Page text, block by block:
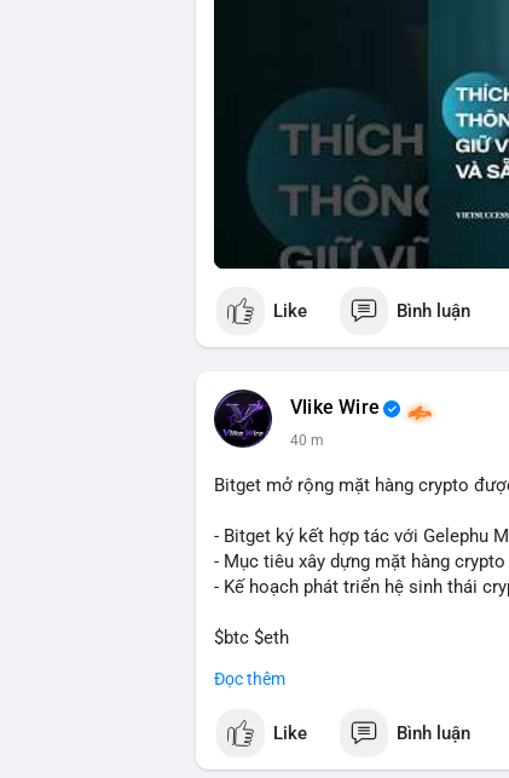
Like Bình luận
Vlike Wire
40 m
Bitget mở rộng mặt hàng crypto
- Bitget ký kết hợp tác với Gelephu
- Mục tiêu xây dựng mặt hàng
- Kế hoạch phát triển hệ sinh thái
$btc $eth
#vlikevn
📰 Nguồn: Cointelegraph
Đọc thêm
Like Bình luận